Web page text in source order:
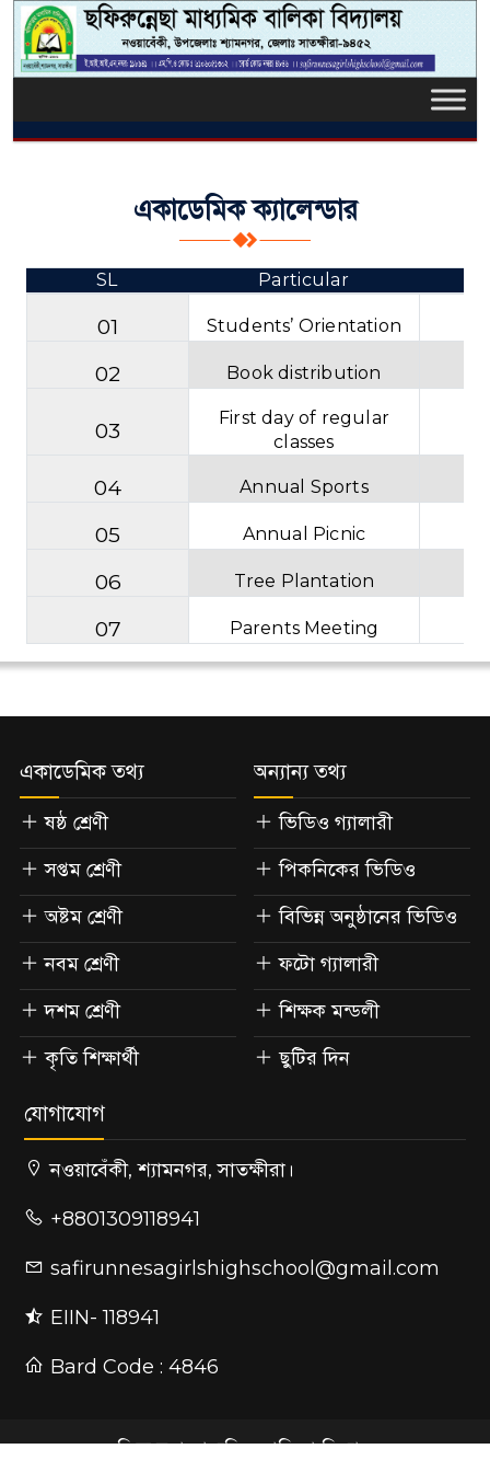
একাডেমিক ক্যালেন্ডার
SL Particular
01 Students’ Orientation
02 Book distribution
03
First day of regular
classes
04 Annual Sports
05 Annual Picnic
06 Tree Plantation
07 Parents Meeting
একাডেমিক তথ্য
ষষ্ঠ শ্রেণী
সপ্তম শ্রেণী
অষ্টম শ্রেণী
নবম শ্রেণী
দশম শ্রেণী
কৃতি শিক্ষার্থী
অন্যান্য তথ্য
ভিডিও গ্যালারী
পিকনিকের ভিডিও
বিভিন্ন অনুষ্ঠানের ভিডিও
ফটো গ্যালারী
শিক্ষক মন্ডলী
ছুটির দিন
যোগাযোগ
নওয়াবেঁকী, শ্যামনগর, সাতক্ষীরা।
+8801309118941
safirunnesagirlshighschool@gmail.com
EIIN- 118941
Bard Code : 4846
ছফিরুন্নেছা মাধ্যমিক বালিকা বিদ্যালয়